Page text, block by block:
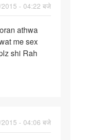
2015 - 04:22 बजे
athwa
me sex
shi Rah
- 04:06 बजे